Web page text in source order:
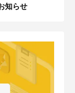
知らせ